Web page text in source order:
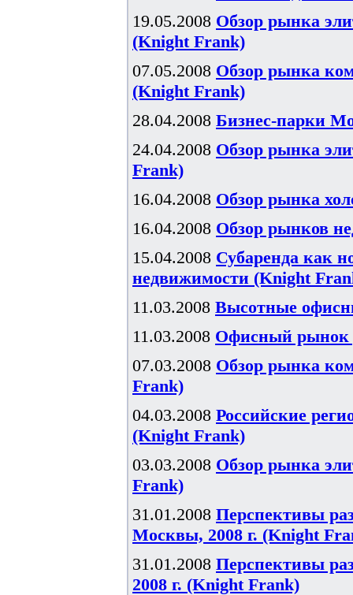
19.05.2008 Обзор рынка
(Knight Frank)
07.05.2008 Обзор рынка
(Knight Frank)
28.04.2008 Бизнес-парки
24.04.2008 Обзор рынка
Frank)
16.04.2008 Обзор рынка
16.04.2008 Обзор рынков
15.04.2008 Субаренда как
недвижимости (Knight
11.03.2008 Высотные
11.03.2008 Офисный рынок
07.03.2008 Обзор рынка
Frank)
04.03.2008 Российские
(Knight Frank)
03.03.2008 Обзор рынка
Frank)
31.01.2008 Перспективы
Москвы, 2008 г. (Knight
31.01.2008 Перспективы
2008 г. (Knight Frank)